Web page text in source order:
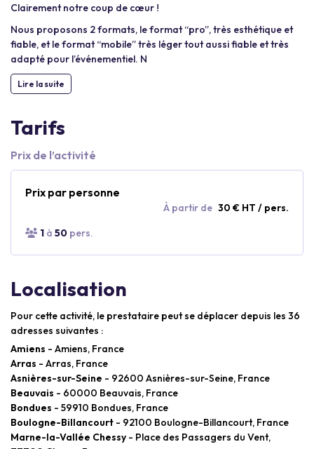
Clairement notre coup de cœur !
Nous proposons 2 formats, le format “pro”, très esthétique et
fiable, et le format “mobile” très léger tout aussi fiable et très
adapté pour l’événementiel. N
Lire la suite
Tarifs
Prix de l’activité
Prix par personne
À partir de 30 € HT / pers.
1 à 50 pers.
Localisation
Pour cette activité, le prestataire peut se déplacer depuis les 36
adresses suivantes :
Amiens - Amiens, France
Arras - Arras, France
Asnières-sur-Seine - 92600 Asnières-sur-Seine, France
Beauvais - 60000 Beauvais, France
Bondues - 59910 Bondues, France
Boulogne-Billancourt - 92100 Boulogne-Billancourt, France
Marne-la-Vallée Chessy - Place des Passagers du Vent,